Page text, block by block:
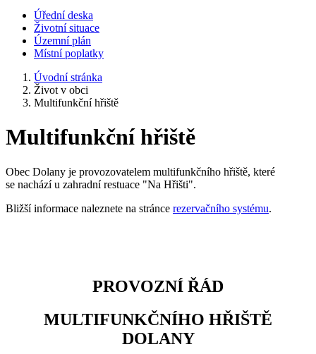
Úřední deska
Životní situace
Územní plán
Místní poplatky
Úvodní stránka
Život v obci
Multifunkční hřiště
Multifunkční hřiště
Obec Dolany je provozovatelem multifunkčního hřiště, které
se nachází u zahradní restuace "Na Hřišti".
Bližší informace naleznete na stránce rezervačního systému.
PROVOZNÍ ŘÁD
MULTIFUNKČNÍHO HŘIŠTĚ
DOLANY